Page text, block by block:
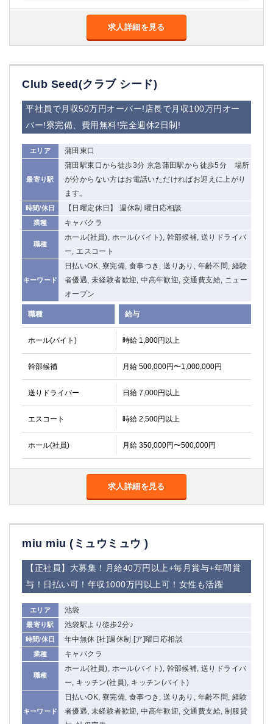
求人詳細を見る
Club Seed(クラブ シード)
平社員で月収50万円オーバー!店長で月収100万円オー
バー!寮完備、費用無料!完全週休2日制!
エリア 蒲田東口
最寄り駅
蒲田駅東口から徒歩3分 京急蒲田駅から徒歩5分 場所
が分からない方はお電話いただければお迎えに上がり
ます。
時間/休日 【日曜定休日】 週休制 曜日応相談
業種 キャバクラ
職種
ホール(社員), ホール(バイト), 幹部候補, 送りドライバ
ー, エスコート
キーワード
日払いOK, 寮完備, 食事つき, 送りあり, 年齢不問, 経験
者優遇, 未経験者歓迎, 中高年歓迎, 交通費支給, ニュー
オープン
職種 給与
ホール(バイト) 時給 1,800円以上
幹部候補 月給 500,000円〜1,000,000円
送りドライバー 日給 7,000円以上
エスコート 時給 2,500円以上
ホール(社員) 月給 350,000円〜500,000円
求人詳細を見る
miu miu (ミュウミュウ )
【正社員】大募集！月給40万円以上+毎月賞与+年間賞
与！日払い可！年収1000万円以上可！女性も活躍
エリア 池袋
最寄り駅 池袋駅より徒歩2分♪
時間/休日 年中無休 [社]週休制 [ア]曜日応相談
業種 キャバクラ
職種
ホール(社員), ホール(バイト), 幹部候補, 送りドライバ
ー, キッチン(社員), キッチン(バイト)
キーワード
日払いOK, 寮完備, 食事つき, 送りあり, 年齢不問, 経験
者優遇, 未経験者歓迎, 中高年歓迎, 交通費支給, 制服貸